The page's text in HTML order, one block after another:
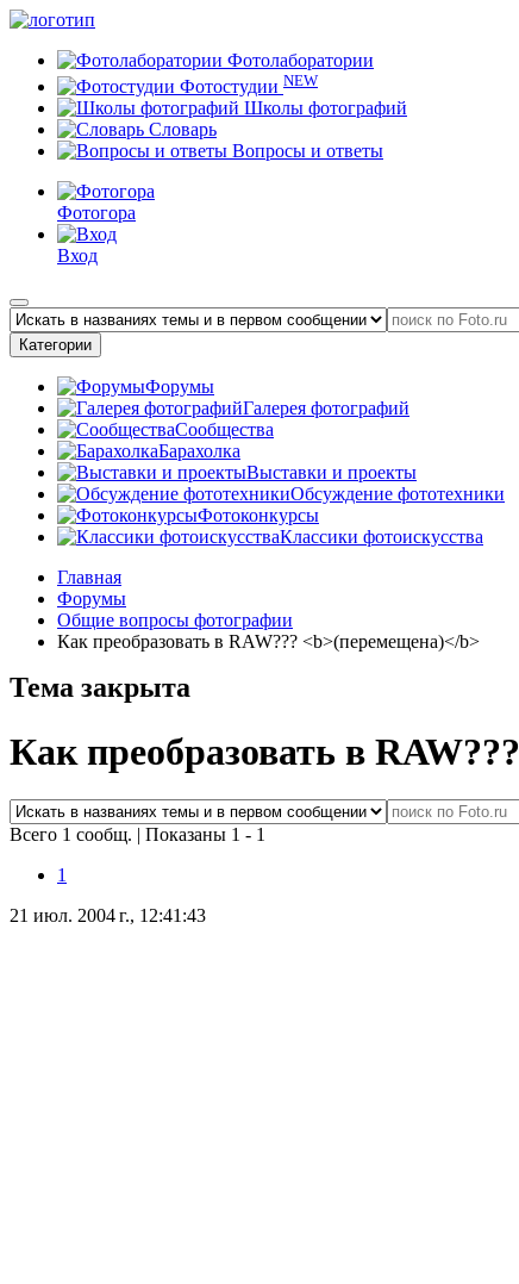
Фотолаборатории
Фотостудии NEW
Школы фотографий
Словарь
Вопросы и ответы
Фотогора
Вход
Категории
Форумы
Галерея фотографий
Сообщества
Барахолка
Выставки и проекты
Обсуждение фототехники
Фотоконкурсы
Классики фотоискусства
Главная
Форумы
Общие вопросы фотографии
Как преобразовать в RAW??? <b>(перемещена)</b>
Тема закрыта
Как преобразовать в RAW???
Всего 1 сообщ. | Показаны 1 - 1
1
21 июл. 2004 г., 12:41:43